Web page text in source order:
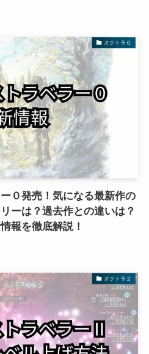
オクトラ０
０発売！気になる最新作の
ーは？過去作との違いは？
報を徹底解説！
オクトラ２